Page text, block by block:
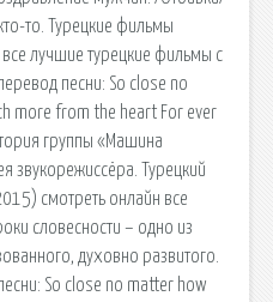
то. Турецкие фильмы
все лучшие турецкие фильмы с
песни: So close no
more from the heart For ever
группы «Машина
звукорежиссёра. Турецкий
смотреть онлайн все
словесности – одно из
духовно развитого.
So close no matter how